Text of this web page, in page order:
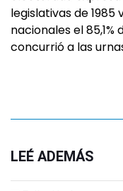
legislativas de
nacionales el 85,1%
concurrió a las
LEÉ ADEMÁS